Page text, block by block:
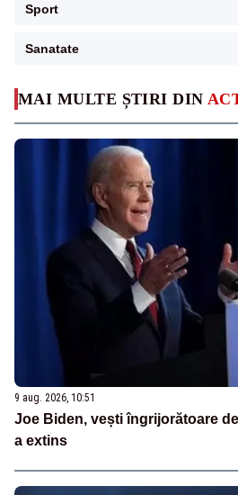
MAI MULTE ȘTIRI DIN
9 aug. 2026, 10:51
Joe Biden, vești îngrijorătoare
a extins
Sport
Sanatate